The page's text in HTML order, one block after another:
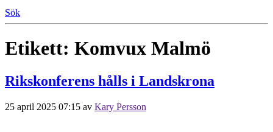
Sök
Etikett: Komvux Malmö
Rikskonferens hålls i Landskrona
25 april 2025 07:15 av Kary Persson